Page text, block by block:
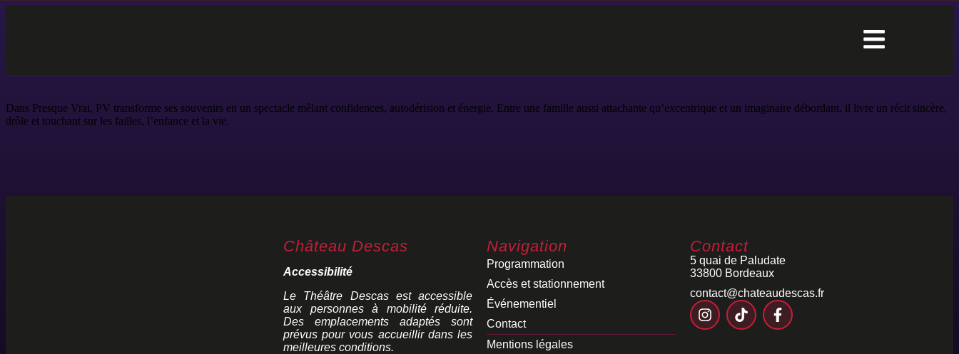
Dans Presque Vrai, PV transforme ses souvenirs en un spectacle mêlant confidences, autodérision et énergie. Entre une famille aussi attachante qu’excentrique et un imaginaire débordant, il livre un récit sincère,
drôle et touchant sur les failles, l’enfance et la vie.
Château Descas
Accessibilité
Le Théâtre Descas est accessible
aux personnes à mobilité réduite.
Des emplacements adaptés sont
prévus pour vous accueillir dans les
meilleures conditions.
Navigation
Programmation
Accès et stationnement
Événementiel
Contact
Mentions légales
Contact
5 quai de Paludate
33800 Bordeaux
contact@chateaudescas.fr